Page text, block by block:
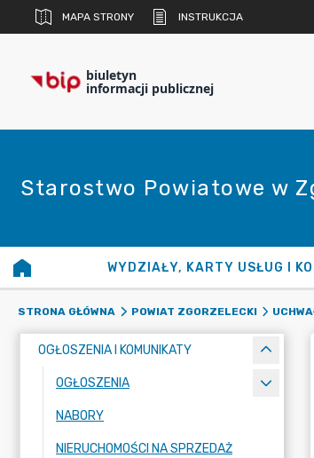
MAPA STRONY INSTRUKCJA
biuletyn
informacji publicznej
Starostwo Powiatowe w
WYDZIAŁY, KARTY USŁUG I
STRONA GŁÓWNA POWIAT ZGORZELECKI
OGŁOSZENIA I KOMUNIKATY
OGŁOSZENIA
NABORY
NIERUCHOMOŚCI NA SPRZEDAŻ